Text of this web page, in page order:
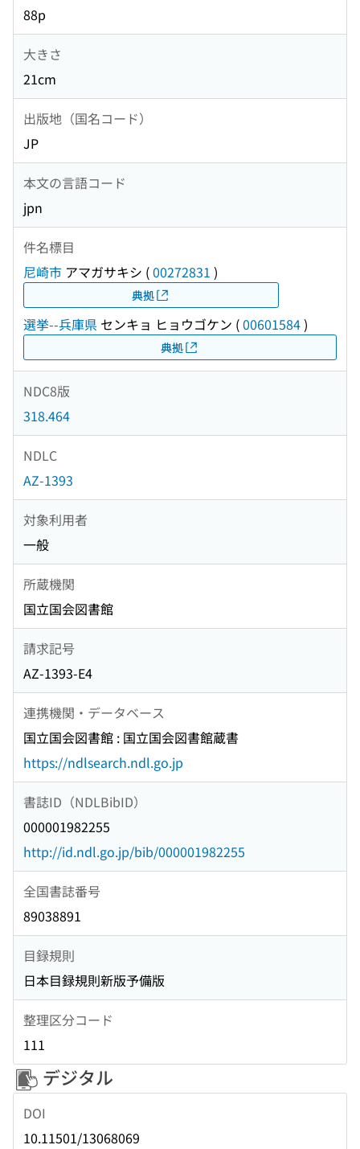
88p
大きさ
21cm
出版地（国名コード）
JP
本文の言語コード
jpn
件名標目
尼崎市 アマガサキシ (00272831 )
典拠
選挙--兵庫県 センキョ ヒョウゴケン (00601584)
典拠
NDC8版
318.464
NDLC
AZ-1393
対象利用者
一般
所蔵機関
国立国会図書館
請求記号
AZ-1393-E4
連携機関・データベース
国立国会図書館 : 国立国会図書館蔵書
https://ndlsearch.ndl.go.jp
書誌ID（NDLBibID）
000001982255
http://id.ndl.go.jp/bib/000001982255
全国書誌番号
89038891
目録規則
日本目録規則新版予備版
整理区分コード
111
デジタル
DOI
10.11501/13068069